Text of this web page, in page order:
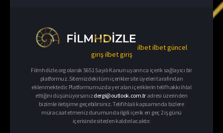
ilbetilbet güncel
girişilbet giriş
Filmhdizle.org olarak 5651 Sayılı Kanun uyarınca içerik sağlayıcı bir
platformuz. Sitemizdeki tüm içerikler site üyeleri tarafından
eklenmektedir. Platformumuzda yer alan içeriklerin telif hakkı ihlal
ettiğini düşünüyorsanızdergi@outlook.com.tr adresi üzerinden
bizimle iletişime geçebilirsiniz. Telif ihlali kapsamında bizlere
müracaat etmeniz durumunda ilgili içerik en geç 2 iş günü
içerisinde siteden kaldırılacaktır.